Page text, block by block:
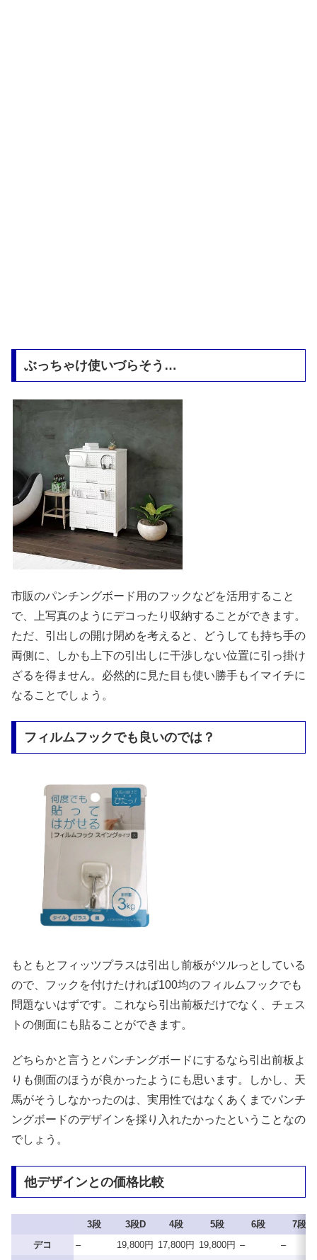
ぶっちゃけ使いづらそう…
市販のパンチングボード用のフックなどを活用すること
で、上写真のようにデコったり収納することができます。
ただ、引出しの開け閉めを考えると、どうしても持ち手の
両側に、しかも上下の引出しに干渉しない位置に引っ掛け
ざるを得ません。必然的に見た目も使い勝手もイマイチに
なることでしょう。
フィルムフックでも良いのでは？
もともとフィッツプラスは引出し前板がツルっとしている
ので、フックを付けたければ100均のフィルムフックでも
問題ないはずです。これなら引出前板だけでなく、チェス
トの側面にも貼ることができます。
どちらかと言うとパンチングボードにするなら引出前板よ
りも側面のほうが良かったようにも思います。しかし、天
馬がそうしなかったのは、実用性ではなくあくまでパンチ
ングボードのデザインを採り入れたかったということなの
でしょう。
他デザインとの価格比較
3段 3段D 4段 5段 6段
7段
デコ
– 19,800円 17,800円 19,800円 –
–